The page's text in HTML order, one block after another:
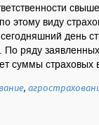
этому виду
день
ряду
суммы
,